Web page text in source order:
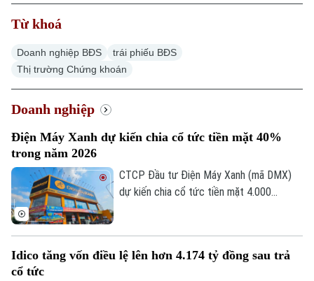
Từ khoá
Doanh nghiệp BĐS
trái phiếu BĐS
Thị trường Chứng khoán
Doanh nghiệp
Điện Máy Xanh dự kiến chia cổ tức tiền mặt 40%
trong năm 2026
CTCP Đầu tư Điện Máy Xanh (mã DMX)
dự kiến chia cổ tức tiền mặt 4.000
tục lên kế hoạch chia 4.000 đồng/cổ
Idico tăng vốn điều lệ lên hơn 4.174 tỷ đồng sau trả
cổ tức